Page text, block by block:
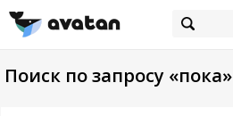
Поиск по запросу «пока»